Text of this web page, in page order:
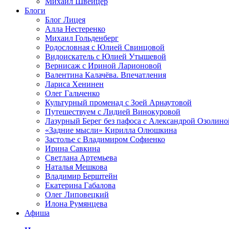
Блоги
Блог Лицея
Алла Нестеренко
Михаил Гольденберг
Родословная с Юлией Свинцовой
Видоискатель с Юлией Утышевой
Вернисаж с Ириной Ларионовой
Валентина Калачёва. Впечатления
Лариса Хенинен
Олег Гальченко
Культурный променад с Зоей Арнаутовой
Путешествуем с Лидией Винокуровой
Лазурный Берег без пафоса с Александрой
«Задние мысли» Кирилла Олюшкина
Застолье с Владимиром Софиенко
Ирина Савкина
Светлана Артемьева
Наталья Мешкова
Владимир Берштейн
Екатерина Габалова
Олег Липовецкий
Илона Румянцева
Афиша